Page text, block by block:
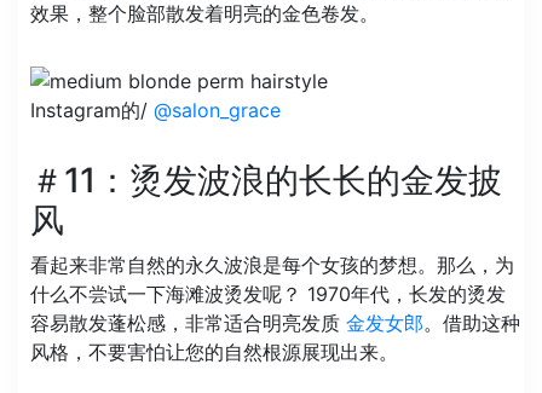
效果，整个脸部散发着明亮的金色卷发。
Instagram的/ @salon_grace
＃11：烫发波浪的长长的金发披
风
看起来非常自然的永久波浪是每个女孩的梦想。那么，为
什么不尝试一下海滩波烫发呢？ 1970年代，长发的烫发
容易散发蓬松感，非常适合明亮发质 金发女郎。借助这种
风格，不要害怕让您的自然根源展现出来。